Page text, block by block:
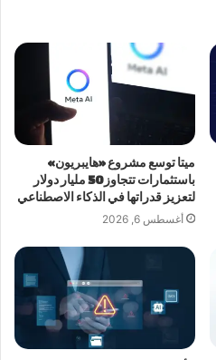
ميتا توسع مشروع «هايبريون»
باستثمارات تتجاوز 50 مليار دولار
لتعزيز قدراتها في الذكاء الاصطناعي
أغسطس 6, 2026